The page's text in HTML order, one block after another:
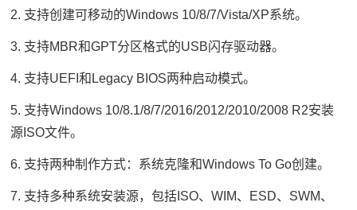
2. 支持创建可移动的Windows 10/8/7/Vista/XP系统。
3. 支持MBR和GPT分区格式的USB闪存驱动器。
4. 支持UEFI和Legacy BIOS两种启动模式。
5. 支持Windows 10/8.1/8/7/2016/2012/2010/2008 R2安装
源ISO文件。
6. 支持两种制作方式：系统克隆和Windows To Go创建。
7. 支持多种系统安装源，包括ISO、WIM、ESD、SWM、